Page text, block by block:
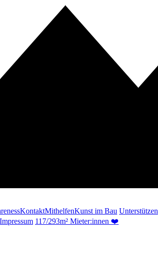
KontaktMithelfenKunst im Bau Unterstützen
Impressum 117/293m² Mieter:innen ❤️